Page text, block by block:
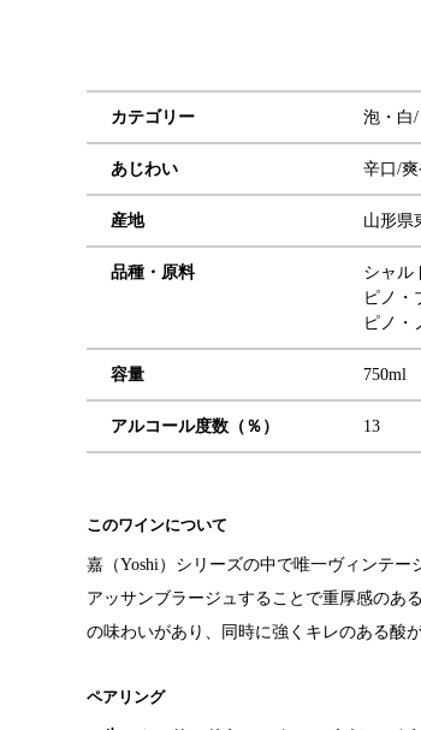
カテゴリー 泡・白/
あじわい 辛口/
産地 山形県
品種・原料
シャル
ピノ・
ピノ・
容量 750ml
アルコール度数（％） 13
このワインについて
嘉（Yoshi）シリーズの中で唯一ヴィンテ
アッサンブラージュすることで重厚感のあ
の味わいがあり、同時に強くキレの
ペアリング